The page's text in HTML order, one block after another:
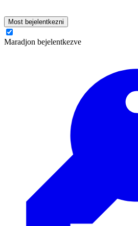
Most bejelentkezni
Maradjon bejelentkezve